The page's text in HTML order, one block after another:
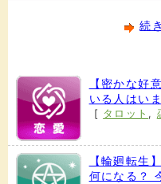
続
【密かな好
いる人はい
[ タロット ,
【輪廻転生
何になる？